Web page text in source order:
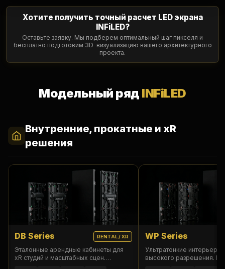
Хотите получить точный расчет LED экрана
INFiLED?
Оставьте заявку. Мы подберем оптимальный шаг пикселя и
бесплатно подготовим 3D-визуализацию вашего архитектурного
проекта.
Модельный ряд INFiLED
Внутренние, прокатные и xR
решения
DB Series RENTAL / XR
Эталонные арендные кабинеты для
xR студий и масштабных сцен.
WP Series
Ультратонкие
высокого разрешения.